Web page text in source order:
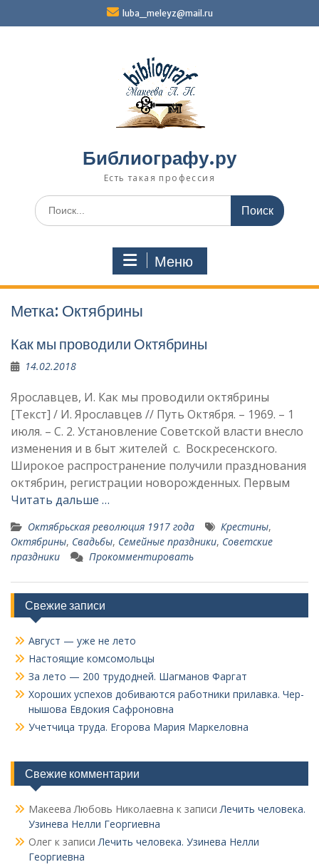
luba_meleyz@mail.ru
Библиографу.ру
Есть такая профессия
Поиск
по:
Меню
Метка: Октябрины
Как мы проводили Октябрины
14.02.2018
Ярославцев, И. Как мы проводили октябрины
[Текст] / И. Ярославцев // Путь Октября. – 1969. – 1
июля. – С. 2. Установление Советской власти внесло
изменения и в быт жителей с. Воскресенского.
Широкое распространение получили празднования
октябрин, регистрации новорожденных. Первым
Читать дальше …
Октябрьская революция 1917 года Крестины,
Октябрины, Свадьбы, Семейные праздники, Советские
праздники
Прокомментировать
Свежие записи
Август — уже не лето
Настоящие комсомольцы
За лето — 200 трудодней. Шагманов Фаргат
Хороших успехов добиваются работники прилавка. Чер­
нышова Евдокия Сафроновна
Учетчица труда. Его­рова Мария Маркеловна
Свежие комментарии
Макеева Любовь Николаевна к записиЛечить человека.
Узинева Нелли Георгиевна
Олег к записиЛечить человека. Узинева Нелли
Георгиевна